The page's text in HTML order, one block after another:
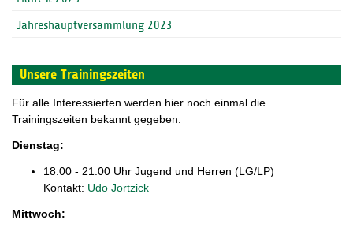
Jahreshauptversammlung 2023
Unsere Trainingszeiten
Für alle Interessierten werden hier noch einmal die
Trainingszeiten bekannt gegeben.
Dienstag:
18:00 - 21:00 Uhr Jugend und Herren (LG/LP)
Kontakt: Udo Jortzick
Mittwoch: